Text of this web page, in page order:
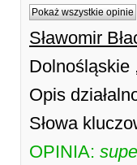
Pokaż wszystkie opinie
Sławomir
Dolnośląskie
Opis
Słowa
OPINIA: